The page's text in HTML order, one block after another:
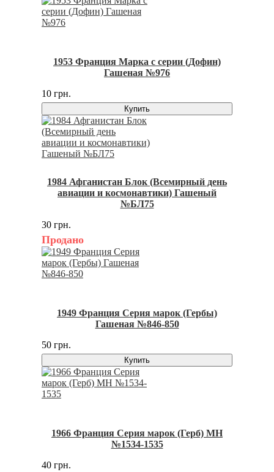
1953 Франция Марка с серии (Дофин)
Гашеная №976
10 грн.
Купить
1984 Афганистан Блок (Всемирный день
авиации и космонавтики) Гашеный
№БЛ75
30 грн.
Продано
1949 Франция Серия марок (Гербы)
Гашеная №846-850
50 грн.
Купить
1966 Франция Серия марок (Герб) MH
№1534-1535
40 грн.